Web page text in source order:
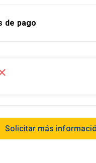
de pago
Tarjeta de crédito hasta
Solicitar más